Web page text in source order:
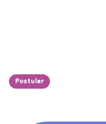
Postuler